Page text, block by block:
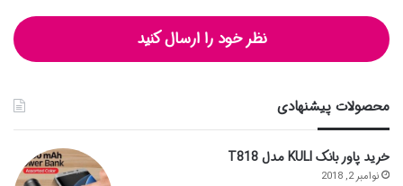
نظر خود را ارسال کنید
محصولات پیشنهادی
خرید پاور بانک KULI مدل T818
نوامبر 2, 2018